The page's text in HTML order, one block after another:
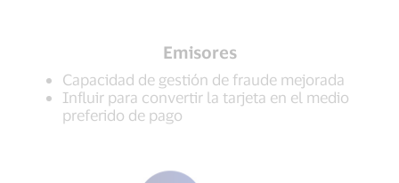
Emisores
Capacidad de gestión de fraude mejorada
Influir para convertir la tarjeta en el medio
preferido de pago